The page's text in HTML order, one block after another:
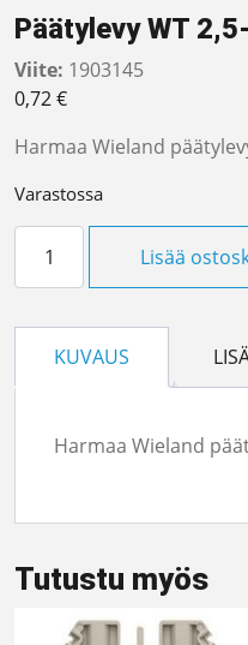
Päätylevy WT
Viite: 1903145
0,72€
Harmaa Wieland
Varastossa
Lisää
KUVAUS
Harmaa Wieland
Tutustu myös